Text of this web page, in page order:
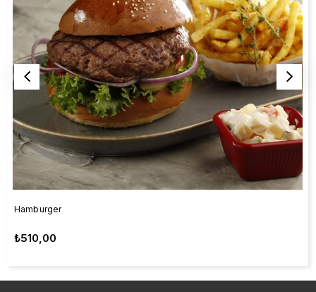
Hamburger
₺510,00